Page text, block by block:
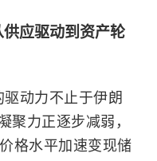
应驱动到资产轮
动力不止于伊朗
聚力正逐步减弱，
格水平加速变现储